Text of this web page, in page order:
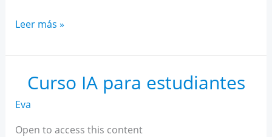
Historia
Rendimiento
Andalucía
octubre
Leer más »
Curso IA para estudiantes
Eva
Open to access this content